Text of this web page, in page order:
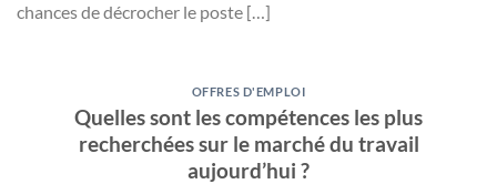
chances de décrocher le poste […]
OFFRES D'EMPLOI
Quelles sont les compétences les plus
recherchées sur le marché du travail
aujourd’hui ?